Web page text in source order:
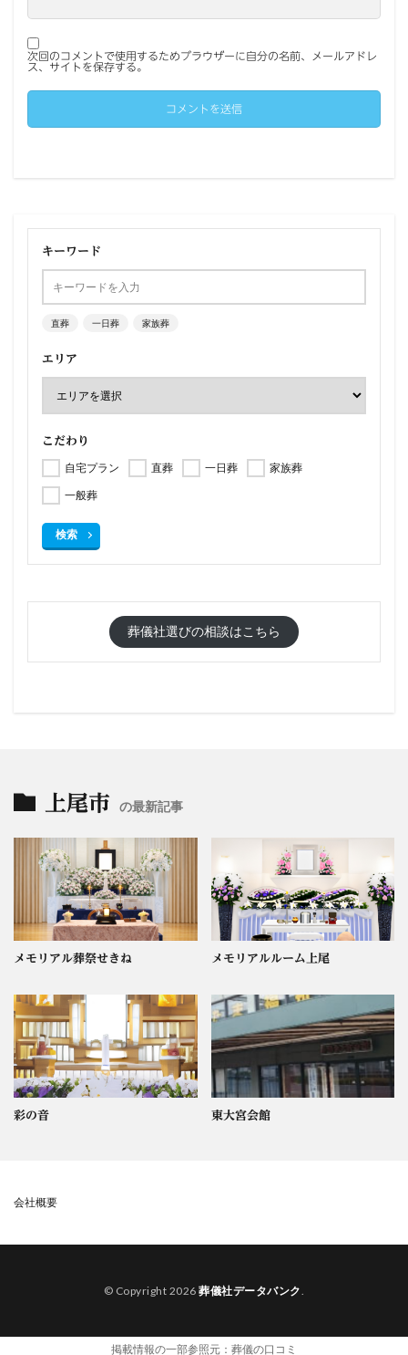
次回のコメントで使用するためブラウザーに自分の名前、メールアドレ
ス、サイトを保存する。
キーワード
直葬 一日葬 家族葬
エリア
こだわり
自宅プラン 直葬 一日葬
家族葬
一般葬
検索
葬儀社選びの相談はこちら
上尾市 の最新記事
メモリアル葬祭せきね メモリアルルーム上尾
彩の音 東大宮会館
会社概要
© Copyright 2026葬儀社データバンク.
掲載情報の一部参照元： 葬儀の口コミ